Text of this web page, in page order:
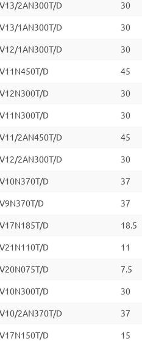
2AN300T/D 30
1AN300T/D 30
1AN300T/D 30
D 45
D 30
D 30
2AN450T/D 45
2AN300T/D 30
D 37
D 37
D 18.5
D 11
D 7.5
D 30
2AN370T/D 37
D 15